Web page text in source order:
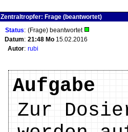
Zentraltropfer: Frage (beantwortet)
Status: (Frage) beantwortet
Datum: 21:48 Mo 15.02.2016
Autor: rubi
Aufgabe
Zur